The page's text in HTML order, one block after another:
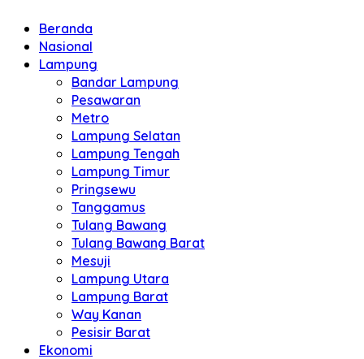
Beranda
Nasional
Lampung
Bandar Lampung
Pesawaran
Metro
Lampung Selatan
Lampung Tengah
Lampung Timur
Pringsewu
Tanggamus
Tulang Bawang
Tulang Bawang Barat
Mesuji
Lampung Utara
Lampung Barat
Way Kanan
Pesisir Barat
Ekonomi